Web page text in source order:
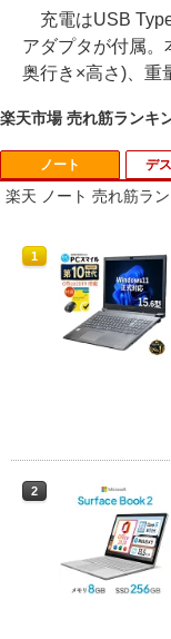
充電はUSB
アダプタが付属。
奥行き×高さ)、重
楽天市場 売れ筋ランキ
ノート
楽天 ノート 売れ筋ラ
1
2
デ